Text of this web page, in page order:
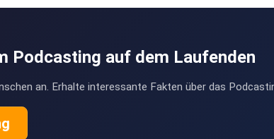
Podcasting auf dem Laufenden
an. Erhalte interessante Fakten über das